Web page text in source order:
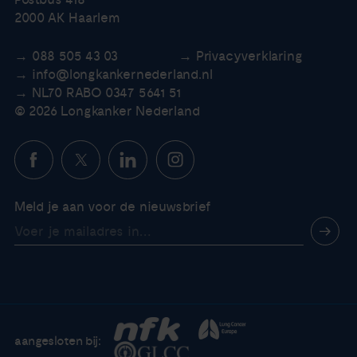
2000 AK Haarlem
088 505 43 03
Privacyverklaring
info@longkankernederland.nl
NL70 RABO 0347 5641 51
© 2026 Longkanker Nederland
Meld je aan voor de nieuwsbrief
aangesloten bij: